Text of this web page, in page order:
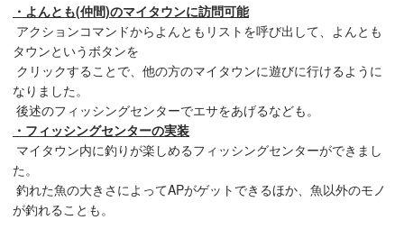
・よんとも(仲間)のマイタウンに訪問可能
アクションコマンドからよんともリストを呼び出して、よんとも
タウンというボタンを
クリックすることで、他の方のマイタウンに遊びに行けるように
なりました。
後述のフィッシングセンターでエサをあげるなども。
・フィッシングセンターの実装
マイタウン内に釣りが楽しめるフィッシングセンターができまし
た。
釣れた魚の大きさによってAPがゲットできるほか、魚以外のモノ
が釣れることも。